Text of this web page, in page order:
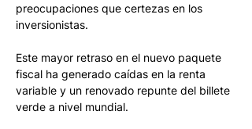
preocupaciones que certezas en los
inversionistas.
Este mayor retraso en el nuevo paquete
fiscal ha generado caídas en la renta
variable y un renovado repunte del billete
verde a nivel mundial.